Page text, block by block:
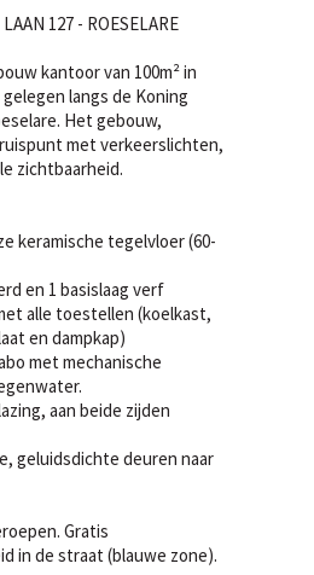
127 - ROESELARE
kantoor van 100m² in
langs de Koning
Het gebouw,
met verkeerslichten,
zichtbaarheid.
keramische tegelvloer (60-
en 1 basislaag verf
alle toestellen (koelkast,
en dampkap)
met mechanische
aan beide zijden
geluidsdichte deuren naar
Gratis
in de straat (blauwe zone).